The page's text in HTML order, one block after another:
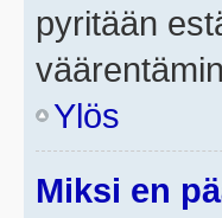
pyritään
Ylös
Miksi en